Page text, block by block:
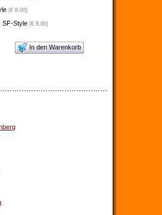
(€ 8,00)
SF-Style (€ 8,00)
In den Warenkorb